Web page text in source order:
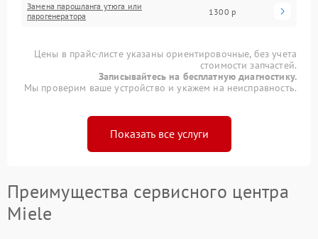
Замена парошланга утюга или
парогенератора
1300 р
Цены в прайс-листе указаны ориентировочные, без учета
стоимости запчастей.
Записывайтесь на бесплатную диагностику.
Мы проверим ваше устройство и укажем на неисправность.
Показать все услуги
Преимущества сервисного центра
Miele